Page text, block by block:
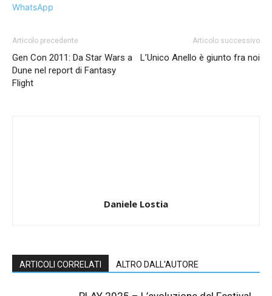
WhatsApp
Articolo precedente
Gen Con 2011: Da Star Wars a
Dune nel report di Fantasy
Flight
Articolo successivo
L’Unico Anello è giunto fra noi
Daniele Lostia
ARTICOLI CORRELATI ALTRO DALL'AUTORE